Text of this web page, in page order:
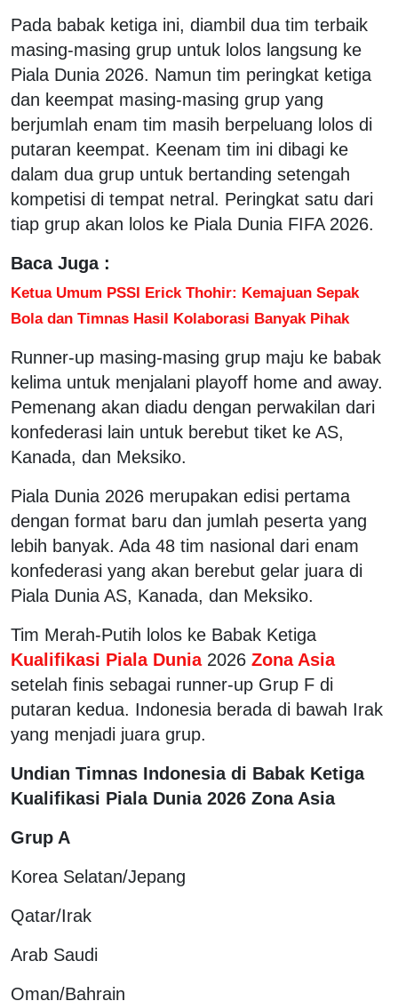
Pada babak ketiga ini, diambil dua tim terbaik
masing-masing grup untuk lolos langsung ke
Piala Dunia 2026. Namun tim peringkat ketiga
dan keempat masing-masing grup yang
berjumlah enam tim masih berpeluang lolos di
putaran keempat. Keenam tim ini dibagi ke
dalam dua grup untuk bertanding setengah
kompetisi di tempat netral. Peringkat satu dari
tiap grup akan lolos ke Piala Dunia FIFA 2026.
Baca Juga :
Ketua Umum PSSI Erick Thohir: Kemajuan Sepak
Bola dan Timnas Hasil Kolaborasi Banyak Pihak
Runner-up masing-masing grup maju ke babak
kelima untuk menjalani playoff home and away.
Pemenang akan diadu dengan perwakilan dari
konfederasi lain untuk berebut tiket ke AS,
Kanada, dan Meksiko.
Piala Dunia 2026 merupakan edisi pertama
dengan format baru dan jumlah peserta yang
lebih banyak. Ada 48 tim nasional dari enam
konfederasi yang akan berebut gelar juara di
Piala Dunia AS, Kanada, dan Meksiko.
Tim Merah-Putih lolos ke Babak Ketiga
Kualifikasi Piala Dunia 2026 Zona Asia
setelah finis sebagai runner-up Grup F di
putaran kedua. Indonesia berada di bawah Irak
yang menjadi juara grup.
Undian Timnas Indonesia di Babak Ketiga
Kualifikasi Piala Dunia 2026 Zona Asia
Grup A
Korea Selatan/Jepang
Qatar/Irak
Arab Saudi
Oman/Bahrain